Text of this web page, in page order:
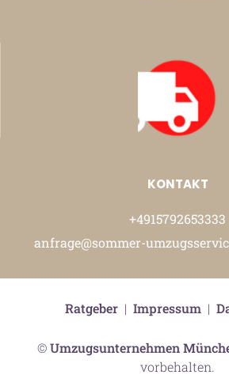
KONTAKT
+4915792653333
anfrage@sommer-
©Umzugsunternehmen
vorbehalten.
Ratgeber| Impressum|